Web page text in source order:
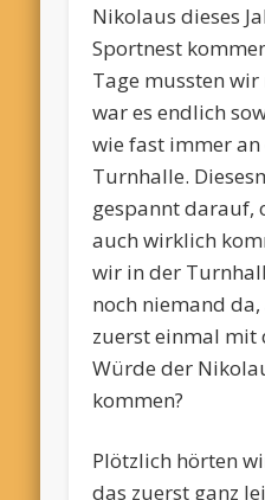
Nikolaus dieses
Sportnest
Tage mussten
war es endlich
wie fast immer
Turnhalle.
gespannt darauf,
auch wirklich
wir in der
noch niemand
zuerst einmal mit
Würde der
kommen?
Plötzlich hörten
das zuerst ganz